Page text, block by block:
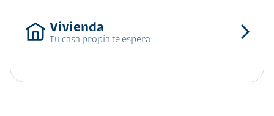
Tu casa propia te espera